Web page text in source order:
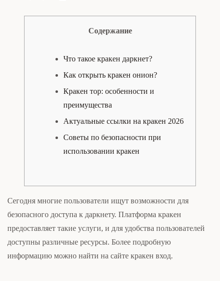
Содержание
Что такое кракен даркнет?
Как открыть кракен онион?
Кракен тор: особенности и
преимущества
Актуальные ссылки на кракен 2026
Советы по безопасности при
использовании кракен
Сегодня многие пользователи ищут возможности для
безопасного доступа к даркнету. Платформа кракен
предоставляет такие услуги, и для удобства пользователей
доступны различные ресурсы. Более подробную
информацию можно найти на сайте кракен вход.